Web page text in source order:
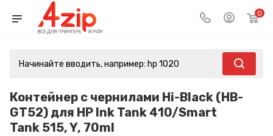
0
Контейнер с чернилами Hi-Black (HB-
GT52) для HP Ink Tank 410/Smart
Tank 515, Y, 70ml